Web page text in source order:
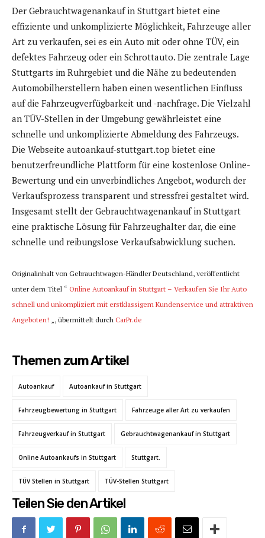
Der Gebrauchtwagenankauf in Stuttgart bietet eine
effiziente und unkomplizierte Möglichkeit, Fahrzeuge aller
Art zu verkaufen, sei es ein Auto mit oder ohne TÜV, ein
defektes Fahrzeug oder ein Schrottauto. Die zentrale Lage
Stuttgarts im Ruhrgebiet und die Nähe zu bedeutenden
Automobilherstellern haben einen wesentlichen Einfluss
auf die Fahrzeugverfügbarkeit und -nachfrage. Die Vielzahl
an TÜV-Stellen in der Umgebung gewährleistet eine
schnelle und unkomplizierte Abmeldung des Fahrzeugs.
Die Webseite autoankauf-stuttgart.top bietet eine
benutzerfreundliche Plattform für eine kostenlose Online-
Bewertung und ein unverbindliches Angebot, wodurch der
Verkaufsprozess transparent und stressfrei gestaltet wird.
Insgesamt stellt der Gebrauchtwagenankauf in Stuttgart
eine praktische Lösung für Fahrzeughalter dar, die eine
schnelle und reibungslose Verkaufsabwicklung suchen.
Originalinhalt von Gebrauchtwagen-Händler Deutschland, veröffentlicht
unter dem Titel “ Online Autoankauf in Stuttgart – Verkaufen Sie Ihr Auto
schnell und unkompliziert mit erstklassigem Kundenservice und attraktiven
Angeboten! „, übermittelt durch CarPr.de
Themen zum Artikel
Autoankauf Autoankauf in Stuttgart
Fahrzeugbewertung in Stuttgart Fahrzeuge aller Art zu verkaufen
Fahrzeugverkauf in Stuttgart Gebrauchtwagenankauf in Stuttgart
Online Autoankaufs in Stuttgart Stuttgart.
TÜV Stellen in Stuttgart TÜV-Stellen Stuttgart
Teilen Sie den Artikel